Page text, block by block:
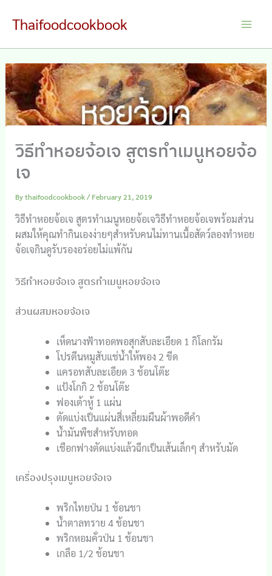
Thaifoodcookbook
วิธีทำหอยจ้อเจ สูตรทำเมนูหอยจ้อ
เจ
Bythaifoodcookbook/February 21, 2019
วิธีทำหอยจ้อเจ สูตรทำเมนูหอยจ้อเจวิธีทำหอยจ้อเจพร้อมส่วน
ผสมให้คุณทำกินเองง่ายๆสำหรับคนไม่ทานเนื้อสัตว์ลองทำหอย
จ้อเจกินดูรับรองอร่อยไม่แพ้กัน
วิธีทำหอยจ้อเจ สูตรทำเมนูหอยจ้อเจ
ส่วนผสมหอยจ้อเจ
เห็ดนางฟ้าทอดพอสุกสับละเอียด 1 กิโลกรัม
โปรตีนหมูสับแช่น้ำให้พอง 2 ขีด
แครอทสับละเอียด 3 ช้อนโต๊ะ
แป้งโกกิ 2 ช้อนโต๊ะ
ฟองเต้าหู้ 1 แผ่น
ตัดแบ่งเป็นแผ่นสี่เหลี่ยมผืนผ้าพอดีคำ
น้ำมันพืชสำหรับทอด
เชือกฟางตัดแบ่งแล้วฉีกเป็นเส้นเล็กๆ สำหรับมัด
เครื่องปรุงเมนูหอยจ้อเจ
พริกไทยป่น 1 ช้อนชา
น้ำตาลทราย 4 ช้อนชา
พริกหอมคั่วป่น 1 ช้อนชา
เกลือ 1/2 ช้อนชา